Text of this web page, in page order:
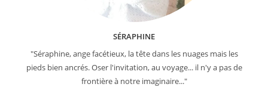
SÉRAPHINE
"Séraphine, ange facétieux, la tête dans les nuages mais les
pieds bien ancrés. Oser l'invitation, au voyage... il n'y a pas de
frontière à notre imaginaire..."